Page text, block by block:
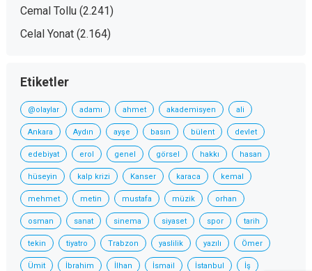
Cemal Tollu (2.241)
Celal Yonat (2.164)
Etiketler
@olaylar adamı ahmet akademisyen ali
Ankara Aydın ayşe basın bülent devlet
edebiyat erol genel görsel hakkı hasan
hüseyin kalp krizi Kanser karaca kemal
mehmet metin mustafa müzik orhan
osman sanat sinema siyaset spor tarih
tekin tiyatro Trabzon yaslilik yazılı Ömer
Ümit İbrahim İlhan İsmail İstanbul İş